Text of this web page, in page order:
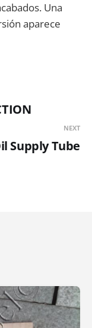
Una
aparece
NEXT
Supply Tube